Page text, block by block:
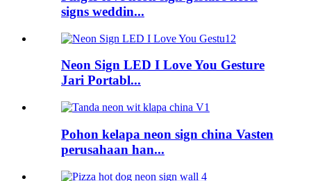
signs weddin...
Neon Sign LED I Love You Gesture
Jari Portabl...
Pohon kelapa neon sign china Vasten
perusahaan han...